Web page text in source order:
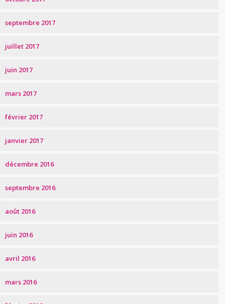
septembre 2017
juillet 2017
juin 2017
mars 2017
février 2017
janvier 2017
décembre 2016
septembre 2016
août 2016
juin 2016
avril 2016
mars 2016